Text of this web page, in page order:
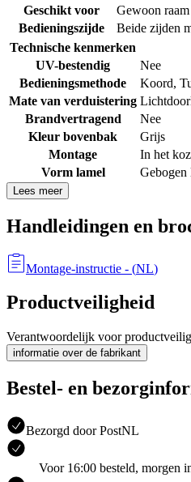
Geschikt voor
Gewoon raam
Bedieningszijde
Beide zijden
Technische kenmerken
UV-bestendig
Nee
Bedieningsmethode
Koord,
Mate van verduistering
Brandvertragend
Nee
Kleur bovenbak
Grijs
Montage
In het
Vorm lamel
Gebogen
Lees meer
Handleidingen en
Montage-instructie - (NL)
Productveiligheid
Verantwoordelijk voor
informatie over de fabrikant
Bestel- en
Bezorgd door PostNL
Voor 16:00 besteld, morgen